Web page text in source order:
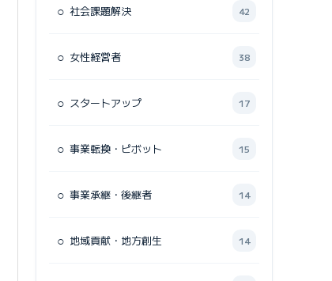
○ 社会課題解決 42
○ 女性経営者 38
○ スタートアップ 17
○ 事業転換・ピボット 15
○ 事業承継・後継者 14
○ 地域貢献・地方創生 14